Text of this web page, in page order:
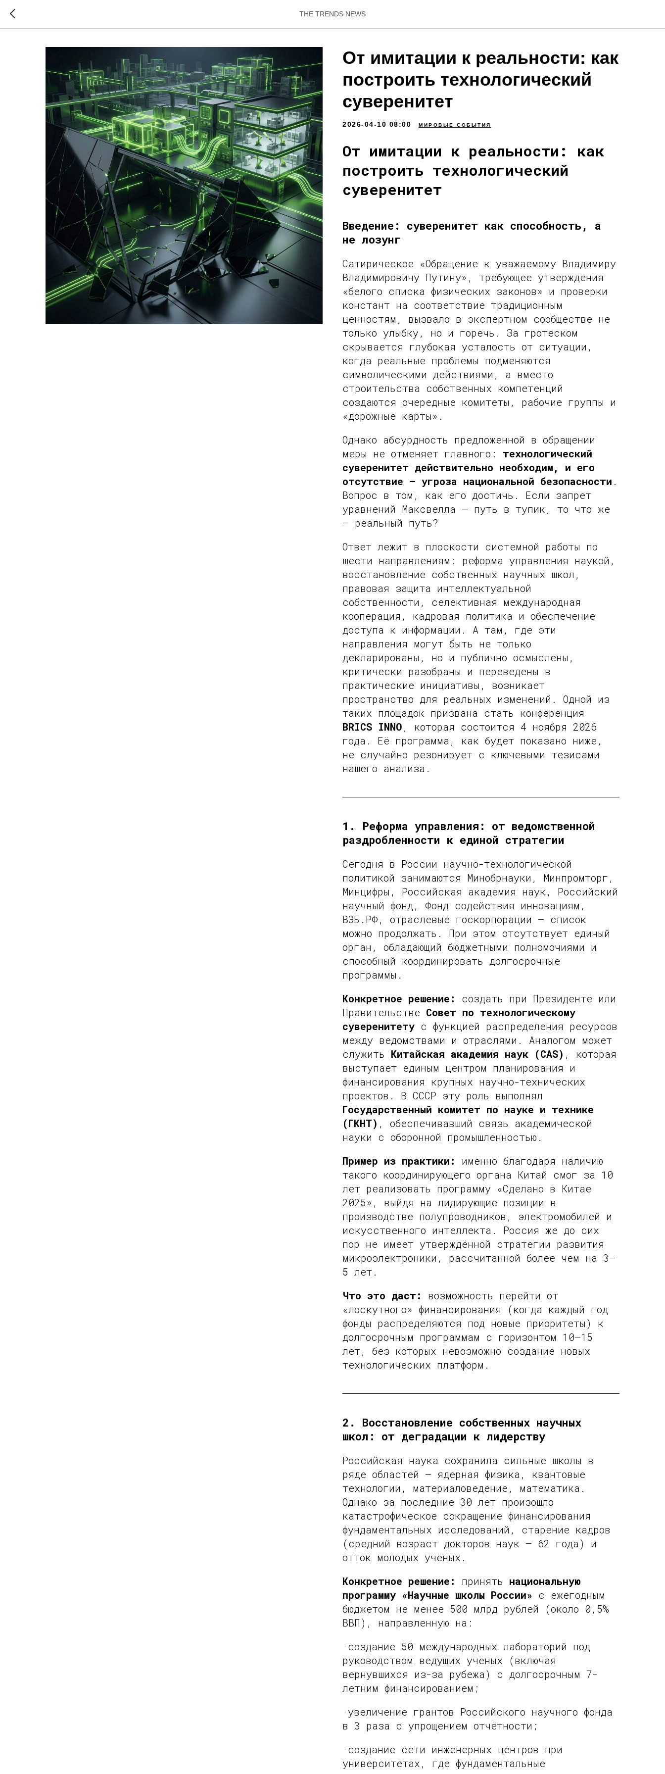
THE TRENDS NEWS
От имитации к реальности: как
построить технологический
суверенитет
2026-04-10 08:00 МИРОВЫЕ СОБЫТИЯ
От имитации к реальности: как
построить технологический
суверенитет
Введение: суверенитет как способность, а
не лозунг
Сатирическое «Обращение к уважаемому Владимиру
Владимировичу Путину», требующее утверждения
«белого списка физических законов» и проверки
констант на соответствие традиционным
ценностям, вызвало в экспертном сообществе не
только улыбку, но и горечь. За гротеском
скрывается глубокая усталость от ситуации,
когда реальные проблемы подменяются
символическими действиями, а вместо
строительства собственных компетенций
создаются очередные комитеты, рабочие группы и
«дорожные карты».
Однако абсурдность предложенной в обращении
меры не отменяет главного: технологический
суверенитет действительно необходим, и его
отсутствие — угроза национальной безопасности .
Вопрос в том, как его достичь. Если запрет
уравнений Максвелла — путь в тупик, то что же
— реальный путь?
Ответ лежит в плоскости системной работы по
шести направлениям: реформа управления наукой,
восстановление собственных научных школ,
правовая защита интеллектуальной
собственности, селективная международная
кооперация, кадровая политика и обеспечение
доступа к информации. А там, где эти
направления могут быть не только
декларированы, но и публично осмыслены,
критически разобраны и переведены в
практические инициативы, возникает
пространство для реальных изменений. Одной из
таких площадок призвана стать конференция
BRICS INNO, которая состоится 4 ноября 2026
года. Её программа, как будет показано ниже,
не случайно резонирует с ключевыми тезисами
нашего анализа.
1. Реформа управления: от ведомственной
раздробленности к единой стратегии
Сегодня в России научно-технологической
политикой занимаются Минобрнауки, Минпромторг,
Минцифры, Российская академия наук, Российский
научный фонд, Фонд содействия инновациям,
ВЭБ.РФ, отраслевые госкорпорации — список
можно продолжать. При этом отсутствует единый
орган, обладающий бюджетными полномочиями и
способный координировать долгосрочные
программы.
Конкретное решение:
создать при Президенте или
Правительстве Совет по технологическому
суверенитету с функцией распределения ресурсов
между ведомствами и отраслями. Аналогом может
служить Китайская академия наук (CAS) , которая
выступает единым центром планирования и
финансирования крупных научно-технических
проектов. В СССР эту роль выполнял
Государственный комитет по науке и технике
(ГКНТ) , обеспечивавший связь академической
науки с оборонной промышленностью.
Пример из практики:
именно благодаря наличию
такого координирующего органа Китай смог за 10
лет реализовать программу «Сделано в Китае
2025», выйдя на лидирующие позиции в
производстве полупроводников, электромобилей и
искусственного интеллекта. Россия же до сих
пор не имеет утверждённой стратегии развития
микроэлектроники, рассчитанной более чем на 3–
5 лет.
Что это даст:
возможность перейти от
«лоскутного» финансирования (когда каждый год
фонды распределяются под новые приоритеты) к
долгосрочным программам с горизонтом 10–15
лет, без которых невозможно создание новых
технологических платформ.
2. Восстановление собственных научных
школ: от деградации к лидерству
Российская наука сохранила сильные школы в
ряде областей — ядерная физика, квантовые
технологии, материаловедение, математика.
Однако за последние 30 лет произошло
катастрофическое сокращение финансирования
фундаментальных исследований, старение кадров
(средний возраст докторов наук — 62 года) и
отток молодых учёных.
Конкретное решение:
принять национальную
программу «Научные школы России» с ежегодным
бюджетом не менее 500 млрд рублей (около 0,5%
ВВП), направленную на:
·создание 50 международных лабораторий под
руководством ведущих учёных (включая
вернувшихся из-за рубежа) с долгосрочным 7-
летним финансированием;
·увеличение грантов Российского научного фонда
в 3 раза с упрощением отчётности;
·создание сети инженерных центров при
университетах, где фундаментальные